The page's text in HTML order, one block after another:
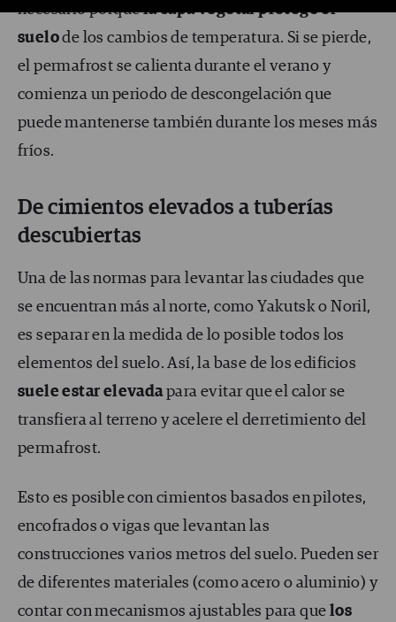
necesario porquela capa vegetal protege el
suelode los cambios de temperatura. Si se pierde,
el permafrost se calienta durante el verano y
comienza un periodo de descongelación que
puede mantenerse también durante los meses más
fríos.
De cimientos elevados a tuberías
descubiertas
Una de las normas para levantar las ciudades que
se encuentran más al norte, como Yakutsk o Noril,
es separar en la medida de lo posible todos los
elementos del suelo. Así, la base de los edificios
suele estar elevadapara evitar que el calor se
transfiera al terreno y acelere el derretimiento del
permafrost.
Esto es posible con cimientos basados en pilotes,
encofrados o vigas que levantan las
construcciones varios metros del suelo. Pueden ser
de diferentes materiales (como acero o aluminio) y
contar con mecanismos ajustables para que los